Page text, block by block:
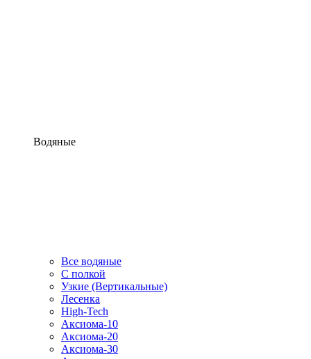
Водяные
Все водяные
С полкой
Узкие (Вертикальные)
Лесенка
High-Tech
Аксиома-10
Аксиома-20
Аксиома-30